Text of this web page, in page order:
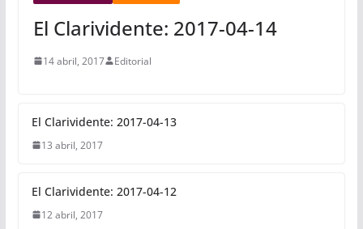
El Clarividente: 2017-04-14
14 abril, 2017 Editorial
El Clarividente: 2017-04-13
13 abril, 2017
El Clarividente: 2017-04-12
12 abril, 2017